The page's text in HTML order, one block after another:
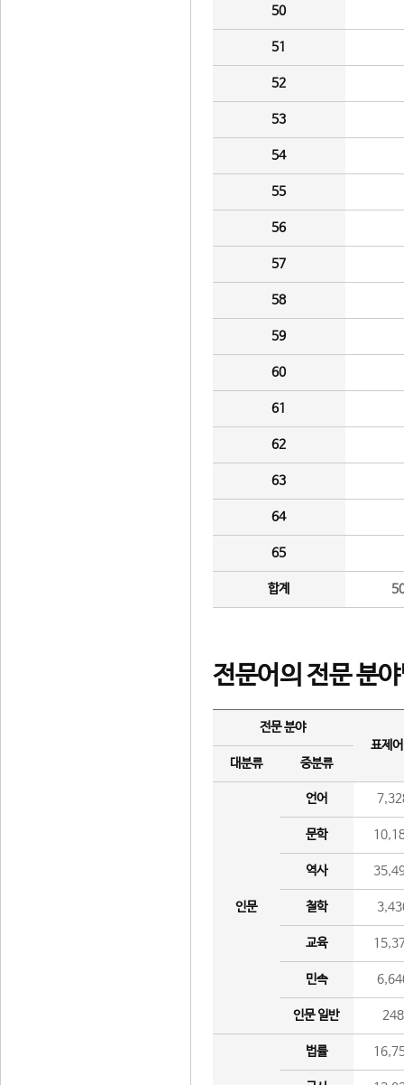
50
51
52
53
54
55
56
57
58
59
60
61
62
63
64
65
합계
전문어의 전문 분
전문 분야
표제
대분류
중분류
인문
언어
문학
역사
철학
교육
민속
인문 일반 248
법률